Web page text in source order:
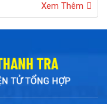
Xem Thêm